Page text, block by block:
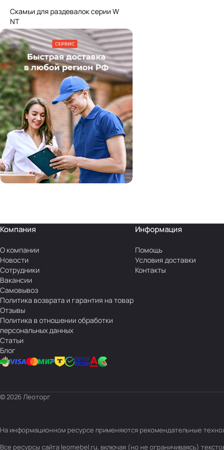
Скамьи для раздевалок серии W
NT
Компания
О компании
Новости
Сотрудники
Вакансии
Самовывоз
Политика возврата и гарантия на товар
Отзывы
Политика в отношении обработки
персональных данных
Статьи
Блог
Информация
Помощь
Условия доставки
Контакты
© 2026 Леоторг
На информационном ресурсе применяются рекомендательные
Все ресурсы сайта leomebel.ru, включая (но не ограничиваясь)